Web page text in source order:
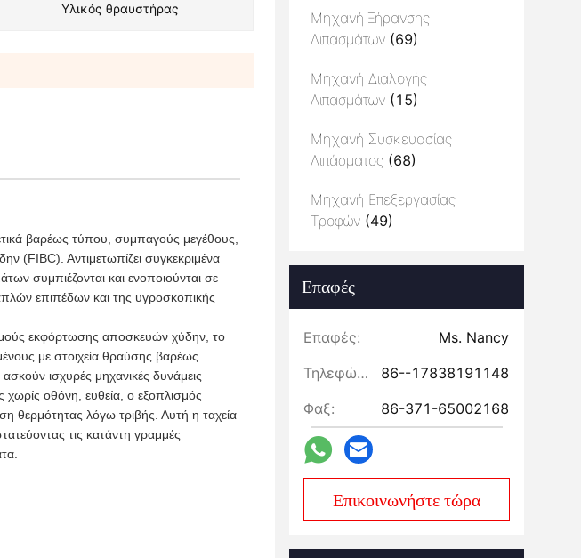
Υλικός θραυστήρας
βαρέως τύπου, συμπαγούς μεγέθους,
(FIBC). Αντιμετωπίζει συγκεκριμένα
συμπιέζονται και ενοποιούνται σε
επιπέδων και της υγροσκοπικής
εκφόρτωσης αποσκευών χύδην, το
με στοιχεία θραύσης βαρέως
ισχυρές μηχανικές δυνάμεις
οθόνη, ευθεία, ο εξοπλισμός
θερμότητας λόγω τριβής. Αυτή η ταχεία
τις κατάντη γραμμές
Μηχανή Ξήρανσης
Λιπασμάτων (69)
Μηχανή Διαλογής
Λιπασμάτων (15)
Μηχανή Συσκευασίας
Λιπάσματος (68)
Μηχανή Επεξεργασίας
Τροφών (49)
Επαφές
Επαφές:
Ms. Nancy
Τηλεφώνημα:
86--17838191148
Φαξ:
86-371-65002168
Επικοινωνήστε τώρα